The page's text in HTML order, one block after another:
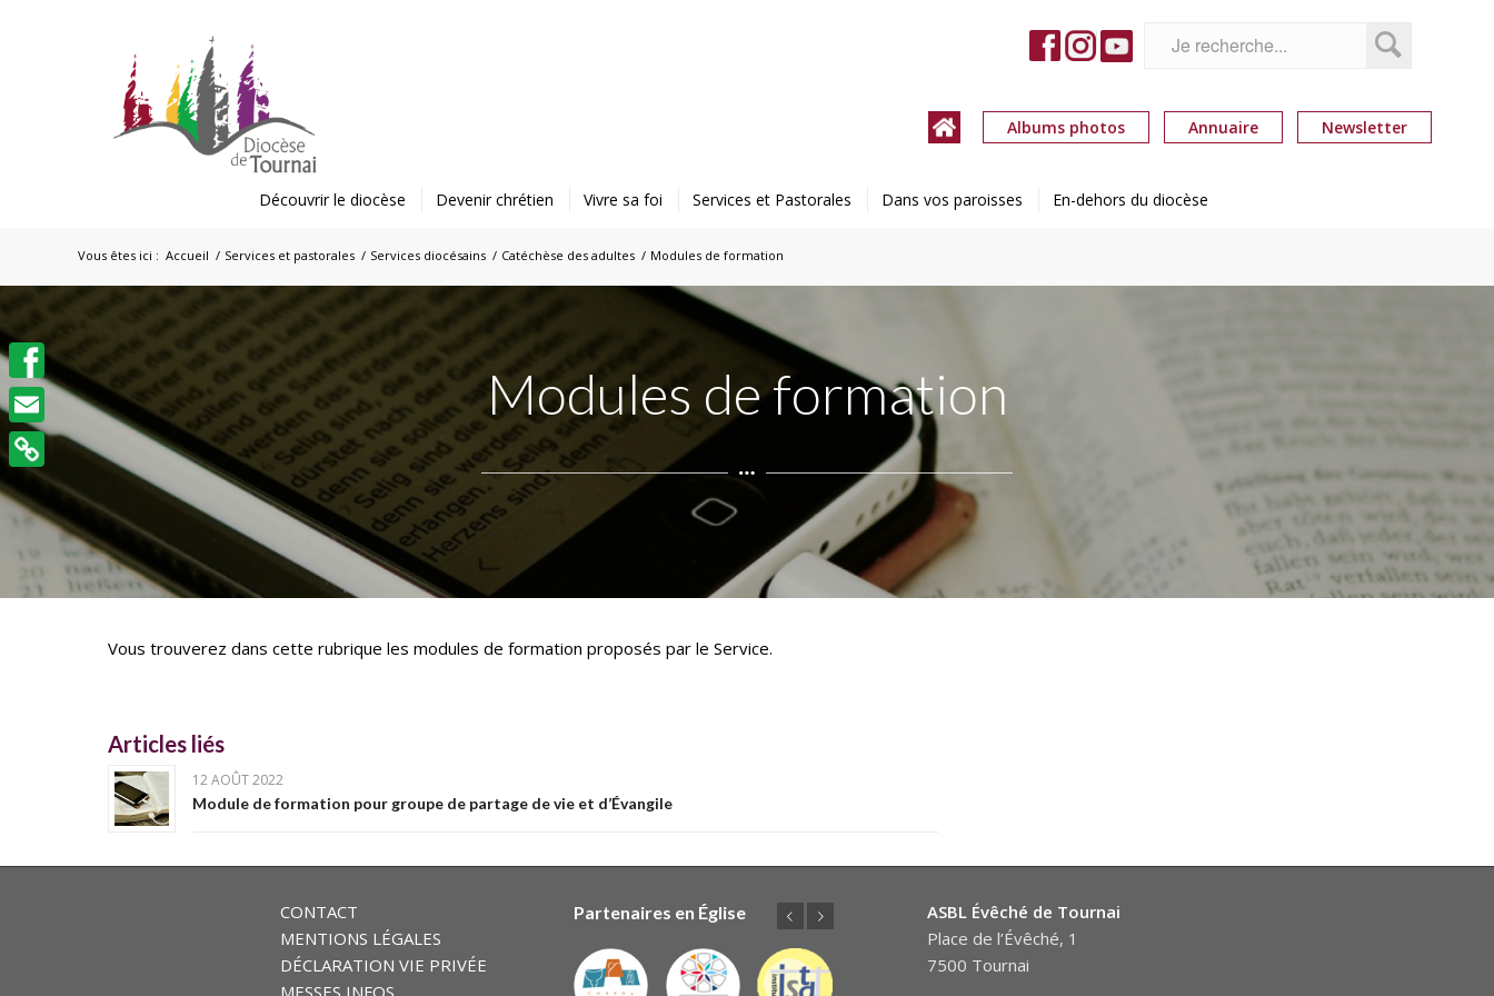
Albums photos Annuaire Newsletter
Vous êtes ici : Accueil / Services et pastorales / Services diocésains / Catéchèse des adultes / Modules de formation
Découvrir le diocèse Devenir chrétien Vivre sa foi Services et Pastorales Dans vos paroisses En-dehors du diocèse
Modules de formation
Vous trouverez dans cette rubrique les modules de formation proposés par le Service.
Articles liés
12 AOÛT 2022
Module de formation pour groupe de partage de vie et d’Évangile
CONTACT
MENTIONS LÉGALES
DÉCLARATION VIE PRIVÉE
MESSES INFOS
Partenaires en Église
PrécédentSuivant
ASBL Évêché de Tournai
Place de l’Évêché, 1
7500 Tournai
Facebook
Email